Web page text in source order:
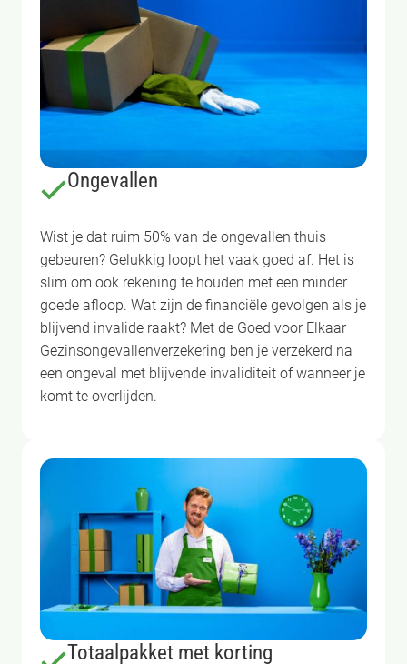
Ongevallen
Wist je dat ruim 50% van de ongevallen thuis
gebeuren? Gelukkig loopt het vaak goed af. Het is
slim om ook rekening te houden met een minder
goede afloop. Wat zijn de financiële gevolgen als je
blijvend invalide raakt? Met de Goed voor Elkaar
Gezinsongevallenverzekering ben je verzekerd na
een ongeval met blijvende invaliditeit of wanneer je
komt te overlijden.
Totaalpakket met korting